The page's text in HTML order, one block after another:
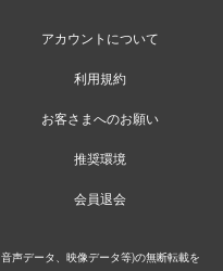
アカウントについて
利用規約
お客さまへのお願い
推奨環境
会員退会
声データ、映像データ等)の無断転載を